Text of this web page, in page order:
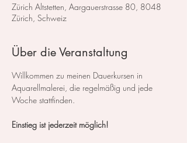
Zürich Altstetten, Aargauerstrasse 80, 8048
Zürich, Schweiz
Über die Veranstaltung
Willkommen zu meinen Dauerkursen in
Aquarellmalerei, die regelmäßig und jede
Woche stattfinden.
Einstieg ist jederzeit möglich!